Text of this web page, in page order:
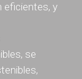
eficientes, y
se